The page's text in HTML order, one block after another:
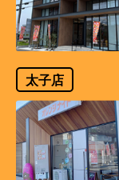
太子店